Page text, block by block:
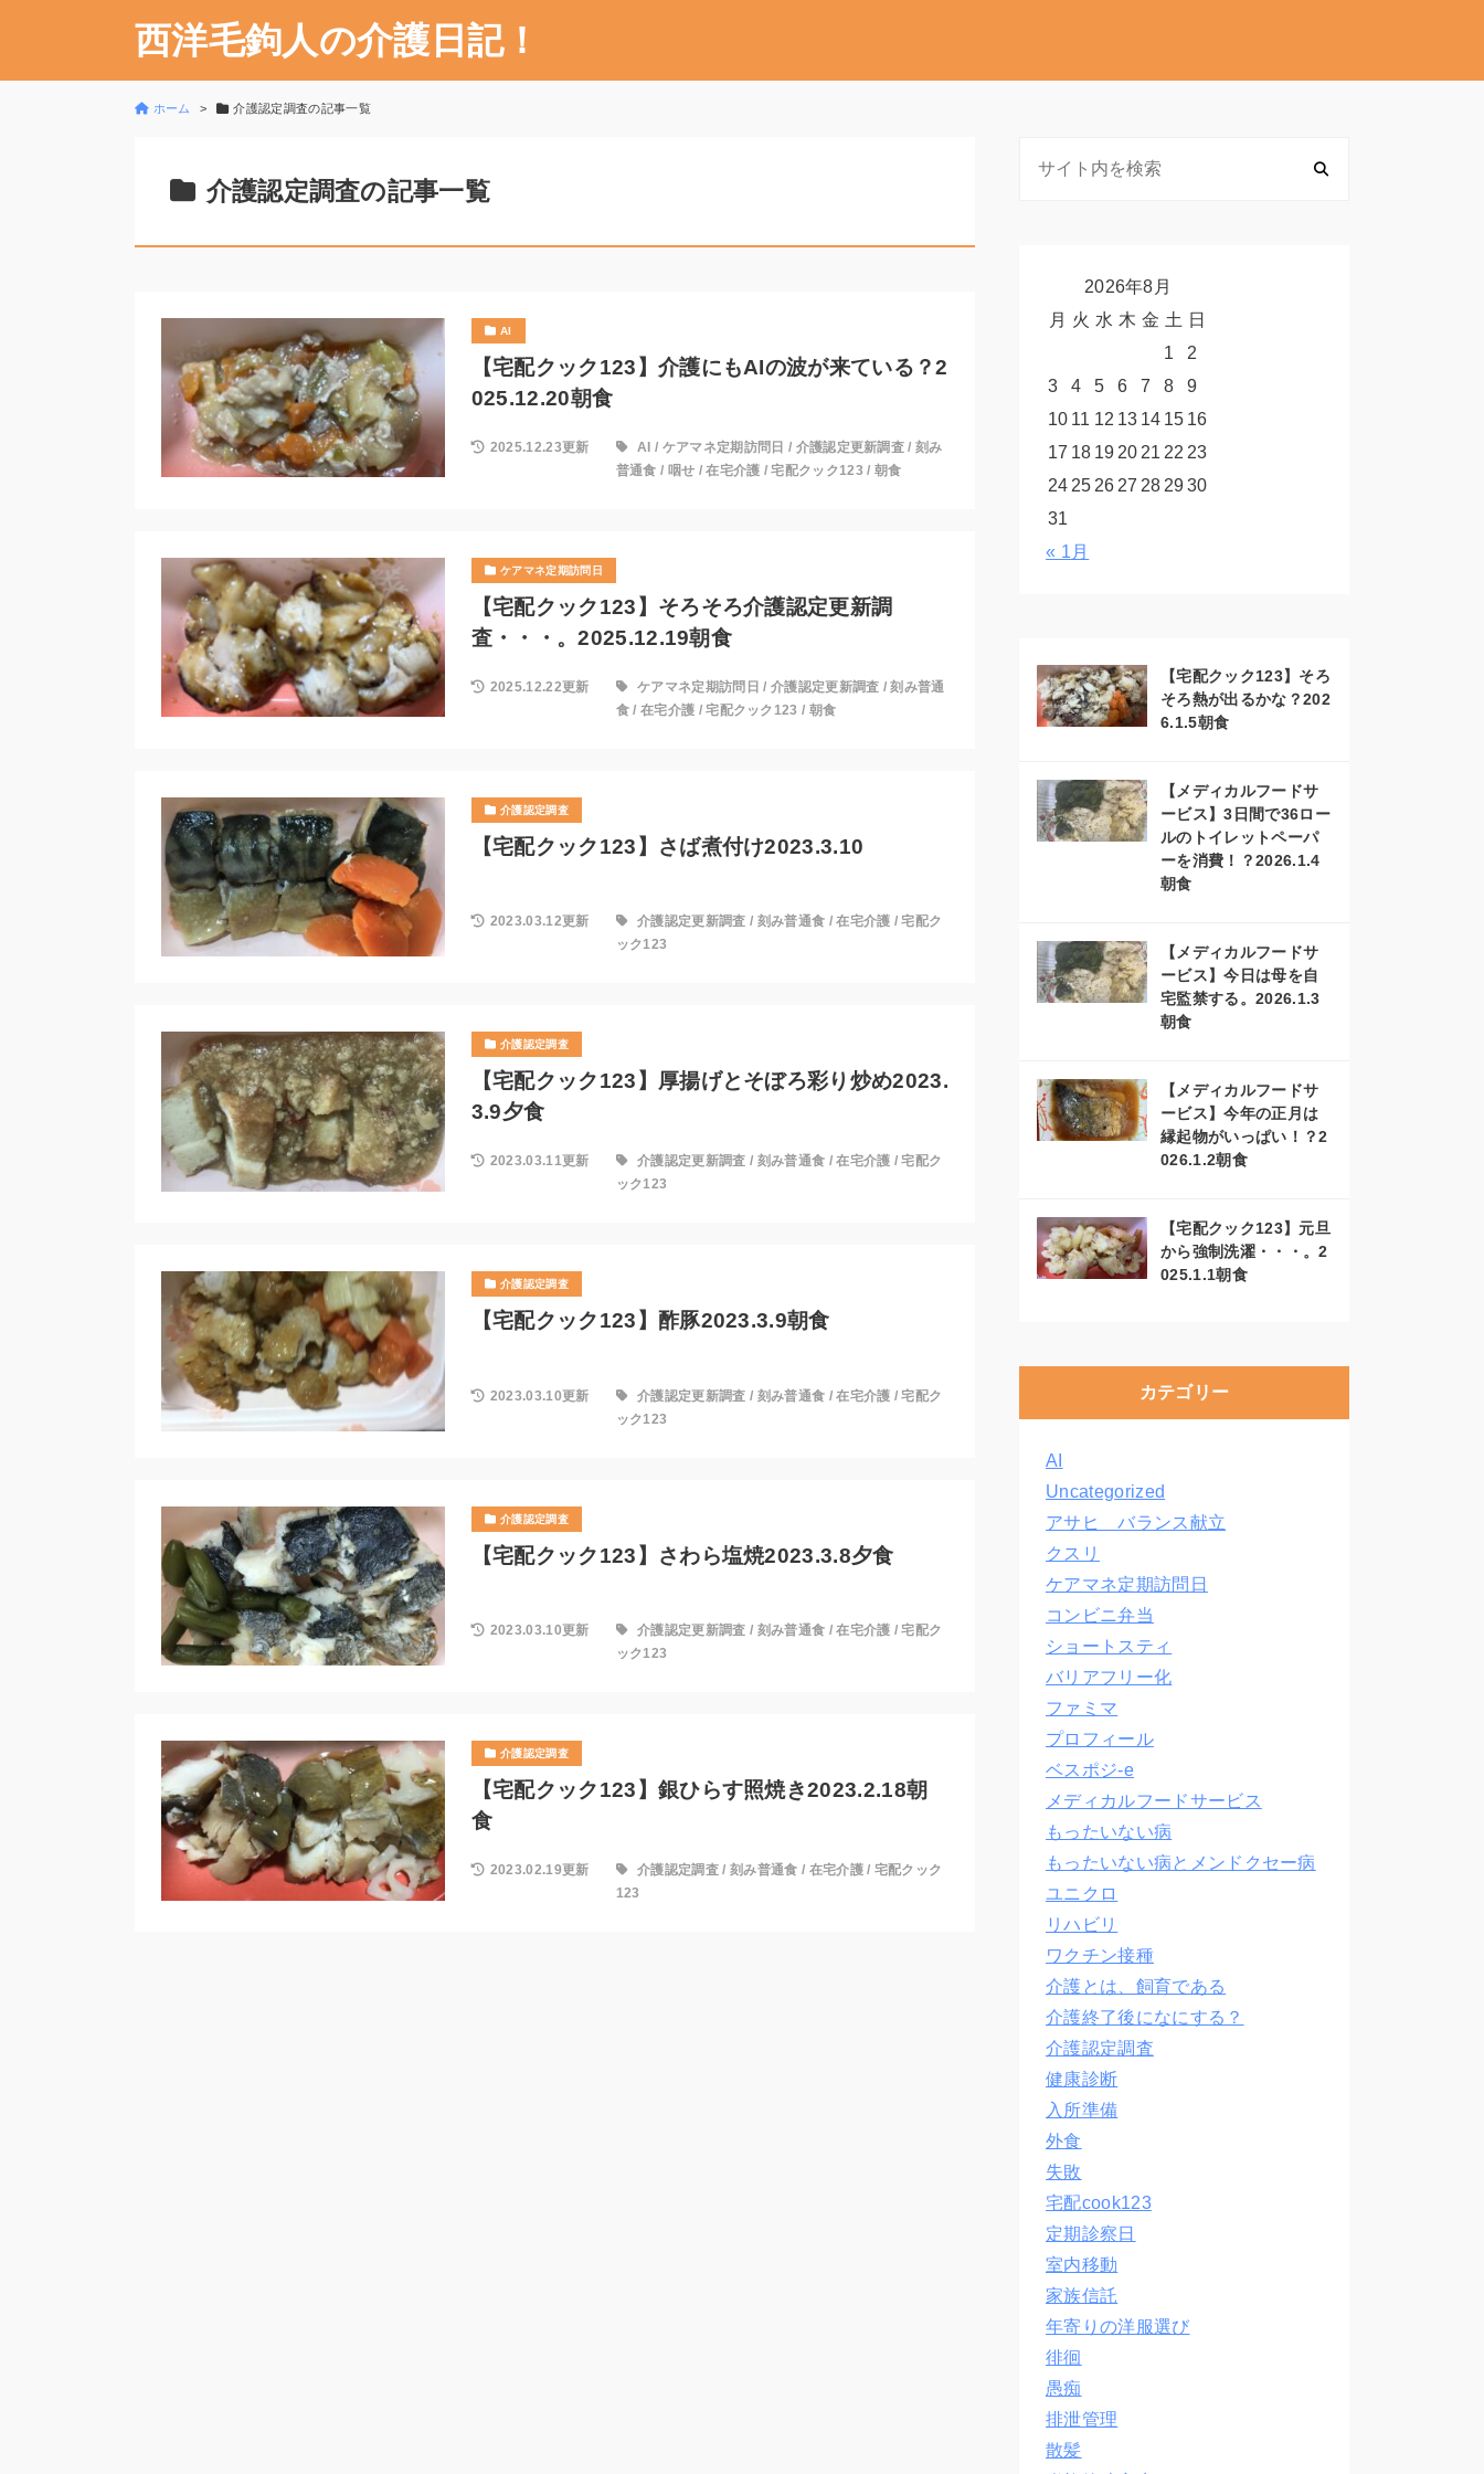
西洋毛鉤人の介護日記！
ホーム 介護認定調査の記事一覧
介護認定調査の記事一覧
AI
【宅配クック123】介護にもAIの波が来ている？2
025.12.20朝食
2025.12.23更新 AI / ケアマネ定期訪問日 / 介護認定更新調査 /刻み
普通食 / 咽せ /在宅介護 /宅配クック123 / 朝食
ケアマネ定期訪問日
【宅配クック123】そろそろ介護認定更新調
査・・・。2025.12.19朝食
2025.12.22更新 ケアマネ定期訪問日 / 介護認定更新調査 /刻み普通
食/ 在宅介護 /宅配クック123 / 朝食
介護認定調査
【宅配クック123】さば煮付け2023.3.10
2023.03.12更新 介護認定更新調査 / 刻み普通食 /在宅介護 /宅配ク
ック123
介護認定調査
【宅配クック123】厚揚げとそぼろ彩り炒め2023.
3.9夕食
2023.03.11更新 介護認定更新調査 / 刻み普通食 /在宅介護 /宅配ク
ック123
介護認定調査
【宅配クック123】酢豚2023.3.9朝食
2023.03.10更新 介護認定更新調査 / 刻み普通食 /在宅介護 /宅配ク
ック123
介護認定調査
【宅配クック123】さわら塩焼2023.3.8夕食
2023.03.10更新 介護認定更新調査 / 刻み普通食 /在宅介護 /宅配ク
ック123
介護認定調査
【宅配クック123】銀ひらす照焼き2023.2.18朝
食
2023.02.19更新 介護認定調査 / 刻み普通食 / 在宅介護/ 宅配クック
123
2026年8月
月 火 水 木 金 土 日
1
2
3
4 5 6 7 8
9
10 11 12 13 14 15 16
17 18 19 20 21 22 23
24 25 26 27 28 2930
31
« 1月
【宅配クック123】そろ
そろ熱が出るかな？202
6.1.5朝食
【メディカルフードサ
ービス】3日間で36ロー
ルのトイレットペーパ
ーを消費！？2026.1.4
朝食
【メディカルフードサ
ービス】今日は母を自
宅監禁する。2026.1.3
朝食
【メディカルフードサ
ービス】今年の正月は
縁起物がいっぱい！？2
026.1.2朝食
【宅配クック123】元旦
から強制洗濯・・・。2
025.1.1朝食
カテゴリー
AI
Uncategorized
アサヒ バランス献立
クスリ
ケアマネ定期訪問日
コンビニ弁当
ショートスティ
バリアフリー化
ファミマ
プロフィール
ベスポジ-e
メディカルフードサービス
もったいない病
もったいない病とメンドクセー病
ユニクロ
リハビリ
ワクチン接種
介護とは、飼育である
介護終了後になにする？
介護認定調査
健康診断
入所準備
外食
失敗
宅配cook123
定期診察日
室内移動
家族信託
年寄りの洋服選び
徘徊
愚痴
排泄管理
散髪